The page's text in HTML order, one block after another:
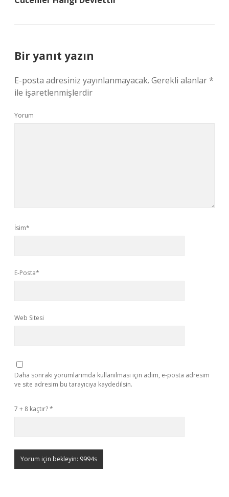
Bir yanıt yazın
E-posta adresiniz yayınlanmayacak. Gerekli alanlar*
ile işaretlenmişlerdir
Yorum
İsim*
E-Posta*
Web Sitesi
Daha sonraki yorumlarımda kullanılması için adım, e-posta adresim
ve site adresim bu tarayıcıya kaydedilsin.
7 + 8 kaçtır?*